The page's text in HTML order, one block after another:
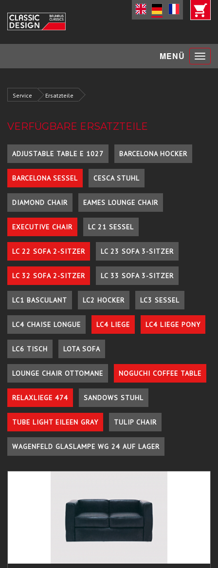
MENÜ Toggle
Service Ersatzteile
VERFÜGBARE ERSATZTEILE
ADJUSTABLE TABLE E 1027 BARCELONA HOCKER
BARCELONA SESSEL CESCA STUHL
DIAMOND CHAIR EAMES LOUNGE CHAIR
EXECUTIVE CHAIR LC 21 SESSEL
LC 22 SOFA 2-SITZER LC 23 SOFA 3-SITZER
LC 32 SOFA 2-SITZER LC 33 SOFA 3-SITZER
LC1 BASCULANT LC2 HOCKER LC3 SESSEL
LC4 CHAISE LONGUE LC4 LIEGE LC4 LIEGE PONY
LC6 TISCH LOTA SOFA
LOUNGE CHAIR OTTOMANE NOGUCHI COFFEE TABLE
RELAXLIEGE 474 SANDOWS STUHL
TUBE LIGHT EILEEN GRAY TULIP CHAIR
WAGENFELD GLASLAMPE WG 24 AUF LAGER